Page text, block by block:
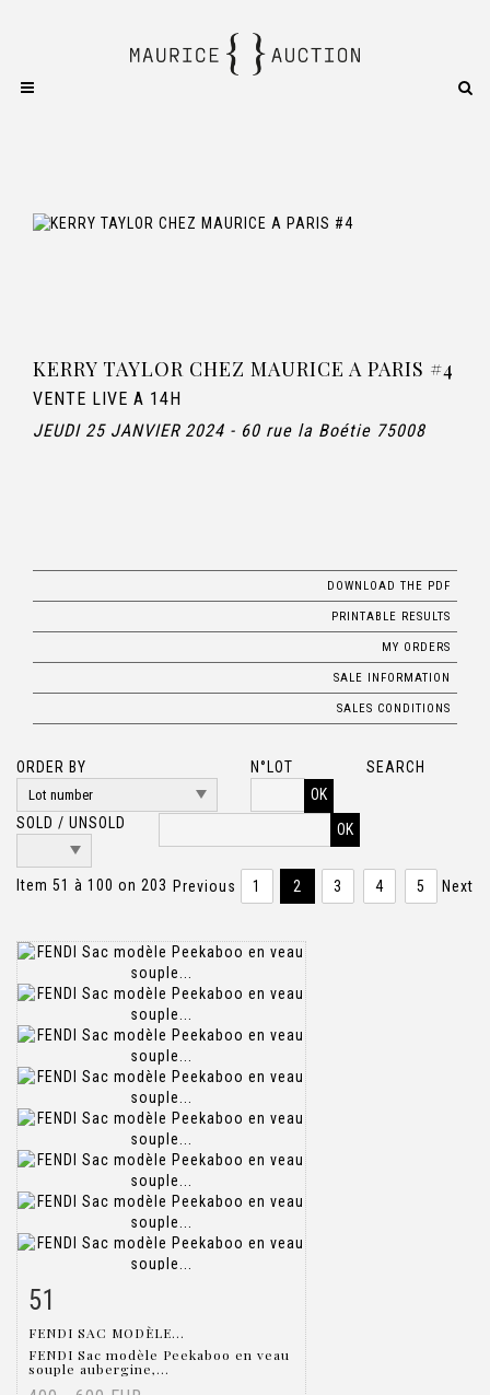
KERRY TAYLOR CHEZ MAURICE A PARIS #4
VENTE LIVE A 14H
JEUDI 25 JANVIER 2024 - 60 rue la Boétie 75008
DOWNLOAD THE PDF
PRINTABLE RESULTS
MY ORDERS
SALE INFORMATION
SALES CONDITIONS
ORDER BY
N°LOT
OK
SOLD / UNSOLD
SEARCH
Item 51 à 100 on 203 Previous 1 2 3 4 5 Next
51
FENDI SAC MODÈLE...
FENDI Sac modèle Peekaboo en veau
souple aubergine,...